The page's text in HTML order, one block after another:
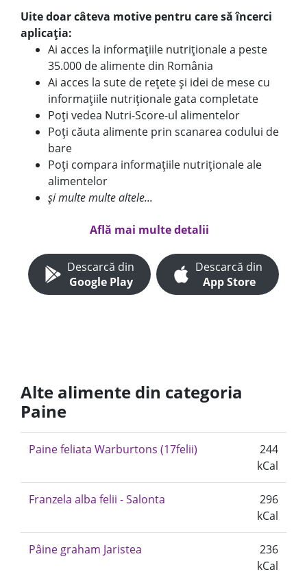
Uite doar câteva motive pentru care să încerci
aplicația:
Ai acces la informațiile nutriționale a peste
35.000 de alimente din România
Ai acces la sute de rețete și idei de mese cu
informațiile nutriționale gata completate
Poți vedea Nutri-Score-ul alimentelor
Poți căuta alimente prin scanarea codului de
bare
Poți compara informațiile nutriționale ale
alimentelor
și multe multe altele...
Află mai multe detalii
Descarcă din
Google Play
Descarcă din
App Store
Alte alimente din categoria
Paine
Paine feliata Warburtons (17felii)
244
kCal
Franzela alba felii - Salonta
296
kCal
Pâine graham Jaristea
236
kCal